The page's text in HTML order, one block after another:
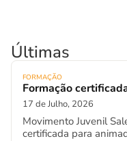
Últimas
FORMAÇÃO
Formação
17 de Julho, 2026
Movimento Juvenil
certificada para